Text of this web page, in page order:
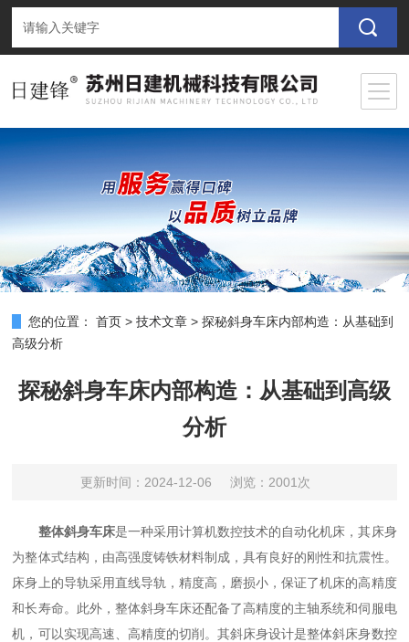
您的位置： 首页 >技术文章 >探秘斜身车床内部构造：从基础到
高级分析
探秘斜身车床内部构造：从基础到高级
分析
更新时间：2024-12-06 浏览：2001次
整体斜身车床是一种采用计算机数控技术的自动化机床，其床身
为整体式结构，由高强度铸铁材料制成，具有良好的刚性和抗震性。
床身上的导轨采用直线导轨，精度高，磨损小，保证了机床的高精度
和长寿命。此外，整体斜身车床还配备了高精度的主轴系统和伺服电
机，可以实现高速、高精度的切削。其斜床身设计是整体斜床身数控